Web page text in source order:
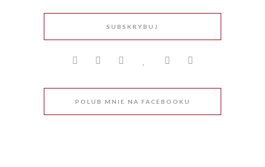
SUBSKRYBUJ
POLUB MNIE NA FACEBOOKU